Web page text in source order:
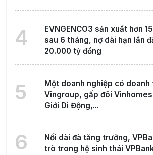
4
EVNGENCO3 sản xuất hơn
sau 6 tháng, nợ dài hạn lần
20.000 tỷ đồng
5
Một doanh nghiệp có doanh
Vingroup, gấp đôi
Giới Di Động,...
6
Nối dài đà tăng trưởng,
trò trong hệ sinh thái